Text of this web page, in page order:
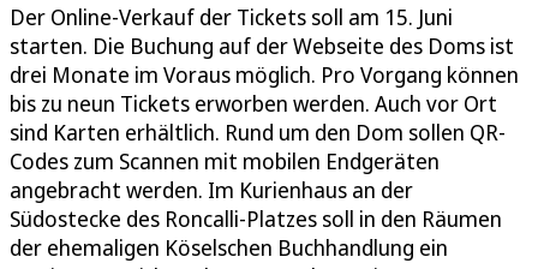
Der Online-Verkauf der Tickets soll am 15. Juni
starten. Die Buchung auf der Webseite des Doms ist
drei Monate im Voraus möglich. Pro Vorgang können
bis zu neun Tickets erworben werden. Auch vor Ort
sind Karten erhältlich. Rund um den Dom sollen QR-
Codes zum Scannen mit mobilen Endgeräten
angebracht werden. Im Kurienhaus an der
Südostecke des Roncalli-Platzes soll in den Räumen
der ehemaligen Köselschen Buchhandlung ein